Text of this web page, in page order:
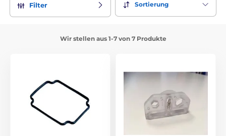
Filter Sortierung
Wir stellen aus 1-7 von 7 Produkte